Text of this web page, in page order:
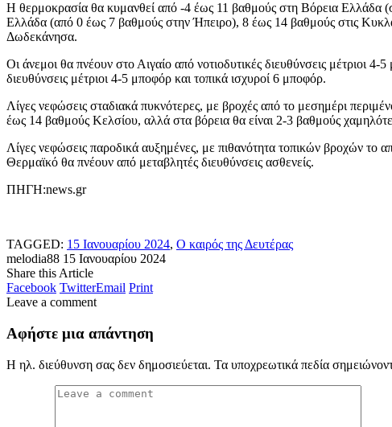
Η θερμοκρασία θα κυμανθεί από -4 έως 11 βαθμούς στη Βόρεια Ελλάδα
Ελλάδα (από 0 έως 7 βαθμούς στην Ήπειρο), 8 έως 14 βαθμούς στις
Δωδεκάνησα.
Οι άνεμοι θα πνέουν στο Αιγαίο από νοτιοδυτικές διευθύνσεις μέτριοι
διευθύνσεις μέτριοι 4-5 μποφόρ και τοπικά ισχυροί 6 μποφόρ.
Λίγες νεφώσεις σταδιακά πυκνότερες, με βροχές από το μεσημέρι
έως 14 βαθμούς Κελσίου, αλλά στα βόρεια θα είναι 2-3 βαθμούς
Λίγες νεφώσεις παροδικά αυξημένες, με πιθανότητα τοπικών βροχών
Θερμαϊκό θα πνέουν από μεταβλητές διευθύνσεις ασθενείς.
ΠΗΓΗ:news.gr
TAGGED: 15 Ιανουαρίου 2024, Ο καιρός της Δευτέρας
melodia88 15 Ιανουαρίου 2024
Share this Article
Facebook TwitterEmail Print
Leave a comment
Αφήστε μια απάντηση
Η ηλ. διεύθυνση σας δεν δημοσιεύεται. Τα υποχρεωτικά πεδία